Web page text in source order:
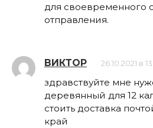
для своевременного
отправления.
ВИКТОР 26.10.2021 в
здравствуйте мне
деревянный для 12
стоить доставка
край